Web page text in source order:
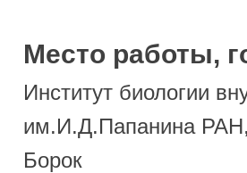
Место работы,
Институт биологии
им.И.Д.Папанина
Борок